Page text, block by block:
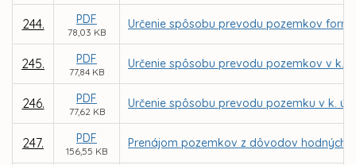
244. PDF
78,03 KB
Určenie spôsobu prevodu pozemkov
245. PDF
77,84 KB
Určenie spôsobu prevodu pozemkov v k.
246. PDF
77,62 KB
Určenie spôsobu prevodu pozemku v k.
247. PDF
156,55 KB
Prenájom pozemkov z dôvodov hodných